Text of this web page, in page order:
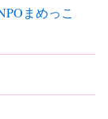
まめっこ